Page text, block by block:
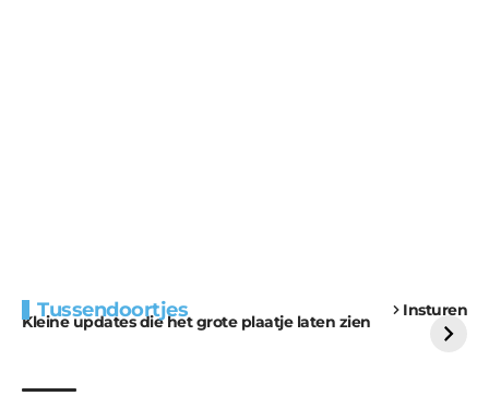
Tussendoortjes Insturen
Kleine updates die het grote plaatje laten zien
voor kabouters
uitdaging